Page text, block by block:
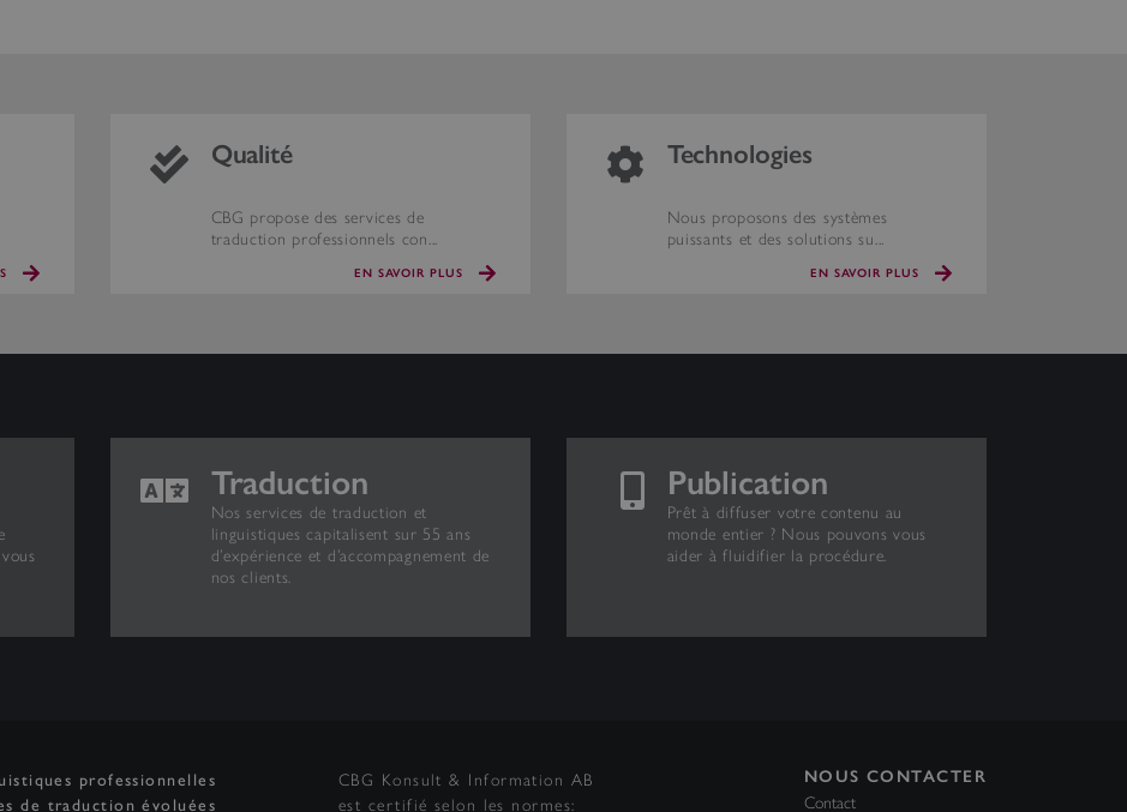
Qualité
CBG propose des services de
traduction professionnels con...
EN SAVOIR PLUS
Technologies
Nous proposons des systèmes
puissants et des solutions su...
EN SAVOIR PLUS
Traduction
Nos services de traduction et
linguistiques capitalisent sur 55 ans
d’expérience et d’accompagnement de
nos clients.
Publication
Prêt à diffuser votre contenu au
monde entier ? Nous pouvons vous
aider à fluidifier la procédure.
professionnelles
de traduction évoluées
CBG Konsult & Information AB
est certifié selon les normes:
NOUS CONTACTER
Contact